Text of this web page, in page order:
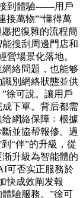
接到體驗——用戶
接萬物”“懂得萬
把復雜的流程簡
搜刮周邊門店和
營場景化落地。
絡問題，也能够
別網絡狀態並供
徐可說。讓用戶
下單。背后都需
網絡保障﹔根據
並協帮報修。過
“伴”的升級，從
升級為智能體的
可否实正服務於
快成效阐发報
驗服務。”徐可